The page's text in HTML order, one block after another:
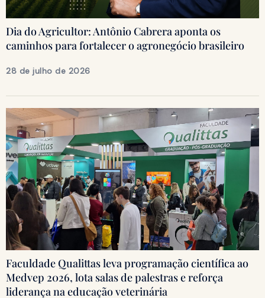
Dia do Agricultor: Antônio Cabrera aponta os
caminhos para fortalecer o agronegócio brasileiro
28 de julho de 2026
Faculdade Qualittas leva programação científica ao
Medvep 2026, lota salas de palestras e reforça
liderança na educação veterinária